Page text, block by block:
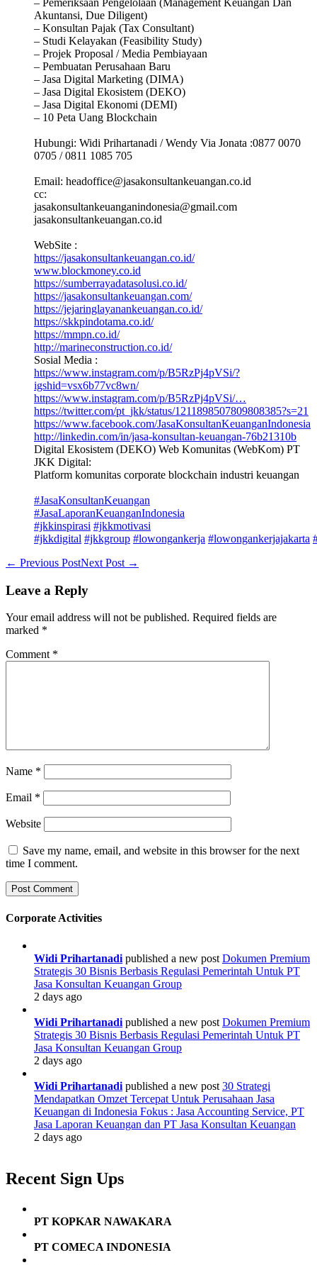
Akuntansi, Due Diligent)
– Konsultan Pajak (Tax Consultant)
– Studi Kelayakan (Feasibility Study)
– Projek Proposal / Media Pembiayaan
– Pembuatan Perusahaan Baru
– Jasa Digital Marketing (DIMA)
– Jasa Digital Ekosistem (DEKO)
– Jasa Digital Ekonomi (DEMI)
– 10 Peta Uang Blockchain
Hubungi: Widi Prihartanadi / Wendy Via Jonata :0877 0070
0705 / 0811 1085 705
Email: headoffice@jasakonsultankeuangan.co.id
cc:
jasakonsultankeuanganindonesia@gmail.com
jasakonsultankeuangan.co.id
WebSite :
https://jasakonsultankeuangan.co.id/
www.blockmoney.co.id
https://sumberrayadatasolusi.co.id/
https://jasakonsultankeuangan.com/
https://jejaringlayanankeuangan.co.id/
https://skkpindotama.co.id/
https://mmpn.co.id/
http://marineconstruction.co.id/
Sosial Media :
https://www.instagram.com/p/B5RzPj4pVSi/?
igshid=vsx6b77vc8wn/
https://www.instagram.com/p/B5RzPj4pVSi/…
https://twitter.com/pt_jkk/status/1211898507809808385?s=21
https://www.facebook.com/JasaKonsultanKeuanganIndonesia
http://linkedin.com/in/jasa-konsultan-keuangan-76b21310b
Digital Ekosistem (DEKO) Web Komunitas (WebKom) PT
JKK Digital:
Platform komunitas corporate blockchain industri keuangan
#JasaKonsultanKeuangan
#JasaLaporanKeuanganIndonesia
#jkkinspirasi #jkkmotivasi
#jkkdigital #jkkgroup #lowongankerja #lowongankerjajakarta
Post
← Previous PostNext Post →
Leave a Reply
Your email address will not be published. Required fields are
marked *
Comment *
Name *
Email *
Website
Save my name, email, and website in this browser for the next
time I comment.
Corporate Activities
Widi Prihartanadi published a new post Dokumen Premium
Strategis 30 Bisnis Berbasis Regulasi Pemerintah Untuk PT
Jasa Konsultan Keuangan Group
2 days ago
Widi Prihartanadi published a new post Dokumen Premium
Strategis 30 Bisnis Berbasis Regulasi Pemerintah Untuk PT
Jasa Konsultan Keuangan Group
2 days ago
Widi Prihartanadi published a new post 30 Strategi
Mendapatkan Omzet Tercepat Untuk Perusahaan Jasa
Keuangan di Indonesia Fokus : Jasa Accounting Service, PT
Jasa Laporan Keuangan dan PT Jasa Konsultan Keuangan
2 days ago
Recent Sign Ups
PT KOPKAR NAWAKARA
PT COMECA INDONESIA